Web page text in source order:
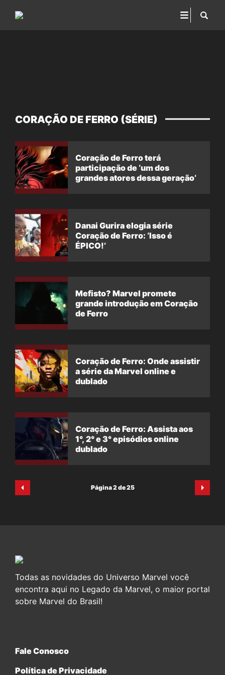
CORAÇÃO DE FERRO (SÉRIE)
Coração de Ferro terá
participação de ‘um dos
grandes atores dessa geração’
Danai Gurira elogia série
Coração de Ferro: ‘Isso é
ÉPICO!’
Mefisto? Marvel promete
grande introdução em Coração
de Ferro
Coração de Ferro: Onde assistir
a série da Marvel online e
dublado
Coração de Ferro: Assista aos
1°, 2° e 3° episódios online
dublado
Página 2 de 25
Todas as novidades do Universo Marvel você
encontra aqui no Legado da Marvel, o maior portal
sobre Marvel do Brasil!
Fale Conosco
Política de Privacidade